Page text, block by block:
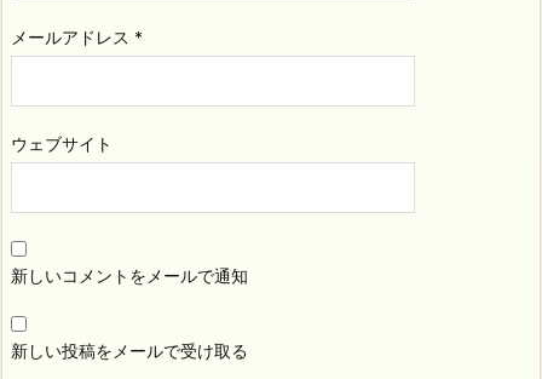
メールアドレス *
ウェブサイト
新しいコメントをメールで通知
新しい投稿をメールで受け取る